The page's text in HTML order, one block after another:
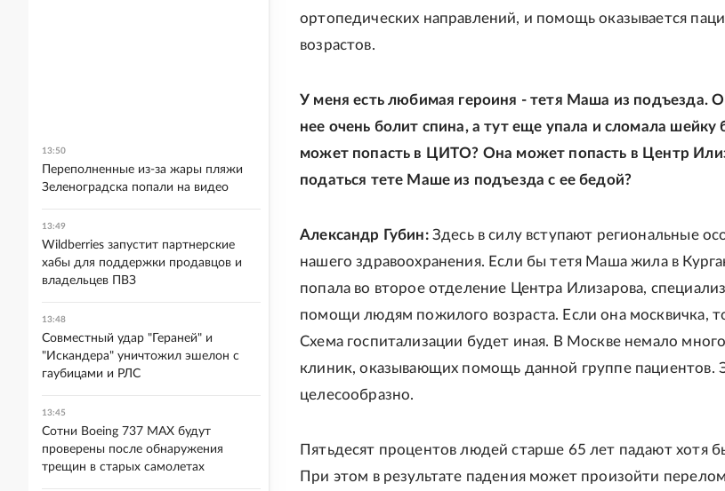
ортопедических направлений, и помощь оказывается
возрастов.
У меня есть любимая героиня - тетя Маша из подъезда.
нее очень болит спина, а тут еще упала и сломала шейку
может попасть в ЦИТО? Она может попасть в Центр
податься тете Маше из подъезда с ее бедой?
Александр Губин: Здесь в силу вступают региональные
нашего здравоохранения. Если бы тетя Маша жила в
попала во второе отделение Центра Илизарова,
помощи людям пожилого возраста. Если она москвичка,
Схема госпитализации будет иная. В Москве немало
клиник, оказывающих помощь данной группе пациентов.
целесообразно.
Пятьдесят процентов людей старше 65 лет падают хотя
При этом в результате падения может произойти
13:50
Переполненные из-за жары пляжи
Зеленоградска попали на видео
13:49
Wildberries запустит партнерские
хабы для поддержки продавцов и
владельцев ПВЗ
13:48
Совместный удар "Гераней" и
"Искандера" уничтожил эшелон с
гаубицами и РЛС
13:45
Сотни Boeing 737 MAX будут
проверены после обнаружения
трещин в старых самолетах